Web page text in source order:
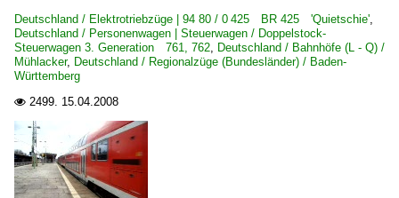
Deutschland / Elektrotriebzüge | 94 80 / 0 425 BR 425 'Quietschie',
Deutschland / Personenwagen | Steuerwagen / Doppelstock-
Steuerwagen 3. Generation 761, 762, Deutschland / Bahnhöfe (L - Q) /
Mühlacker, Deutschland / Regionalzüge (Bundesländer) / Baden-
Württemberg
 2499. 15.04.2008